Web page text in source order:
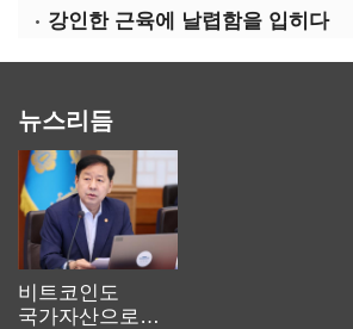
강인한 근육에 날렵함을 입히다
뉴스리듬
비트코인도
국가자산으로…'